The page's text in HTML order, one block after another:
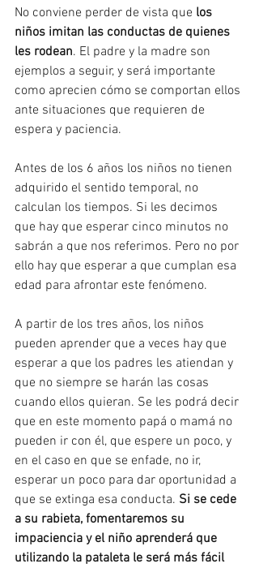
No conviene perder de vista que los
niños imitan las conductas de quienes
les rodean. El padre y la madre son
ejemplos a seguir, y será importante
como aprecien cómo se comportan ellos
ante situaciones que requieren de
espera y paciencia.
Antes de los 6 años los niños no tienen
adquirido el sentido temporal, no
calculan los tiempos. Si les decimos
que hay que esperar cinco minutos no
sabrán a que nos referimos. Pero no por
ello hay que esperar a que cumplan esa
edad para afrontar este fenómeno.
A partir de los tres años, los niños
pueden aprender que a veces hay que
esperar a que los padres les atiendan y
que no siempre se harán las cosas
cuando ellos quieran. Se les podrá decir
que en este momento papá o mamá no
pueden ir con él, que espere un poco, y
en el caso en que se enfade, no ir,
esperar un poco para dar oportunidad a
que se extinga esa conducta. Si se cede
a su rabieta, fomentaremos su
impaciencia y el niño aprenderá que
utilizando la pataleta le será más fácil